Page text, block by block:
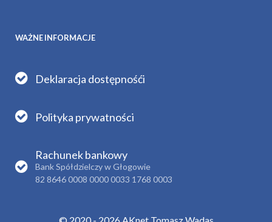
WAŻNE INFORMACJE
Deklaracja dostępnośći
Polityka prywatności
Rachunek bankowy
Bank Spółdzielczy w Głogowie
82 8646 0008 0000 0033 1768 0003
© 2020 - 2026 AKnet Tomasz Wadas